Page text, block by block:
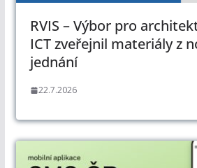
RVIS – Výbor pro
ICT zveřejnil materiály z
jednání
22.7.2026